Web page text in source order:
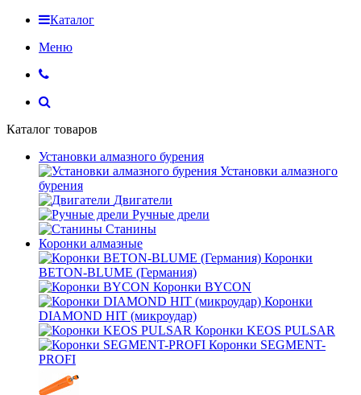
Каталог
Меню
Каталог товаров
Установки алмазного бурения
Установки алмазного
бурения
Двигатели
Ручные дрели
Станины
Коронки алмазные
Коронки
BETON-BLUME (Германия)
Коронки BYCON
Коронки
DIAMOND HIT (микроудар)
Коронки KEOS PULSAR
Коронки SEGMENT-
PROFI